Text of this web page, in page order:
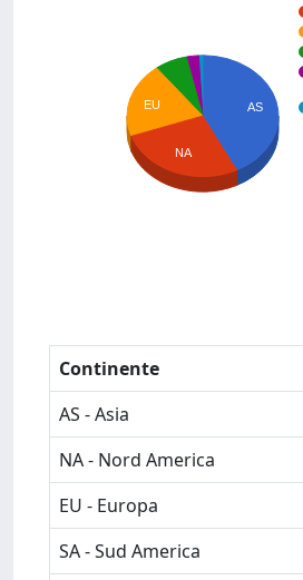
AS
EU
NA
Continente
AS - Asia
NA - Nord America
EU - Europa
SA - Sud America